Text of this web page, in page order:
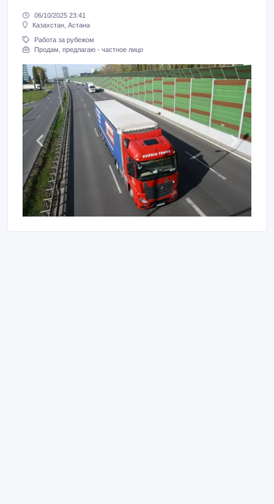
06/10/2025 23:41
Казахстан, Астана
Работа за рубежом
Продам, предлагаю - частное лицо